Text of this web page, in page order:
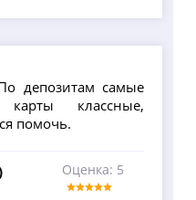
депозитам самые
классные,
помочь.
Оценка: 5